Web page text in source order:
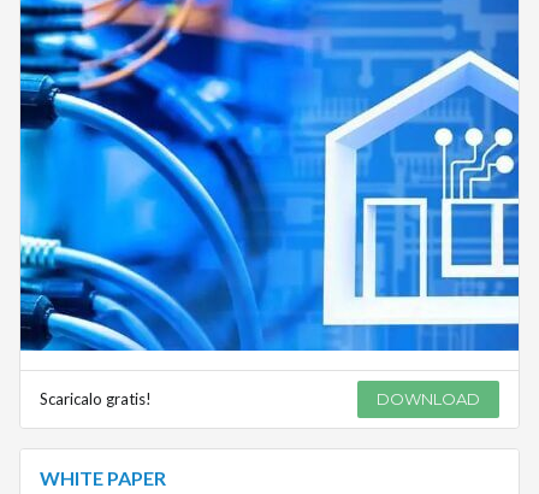
Scaricalo gratis! DOWNLOAD
WHITE PAPER